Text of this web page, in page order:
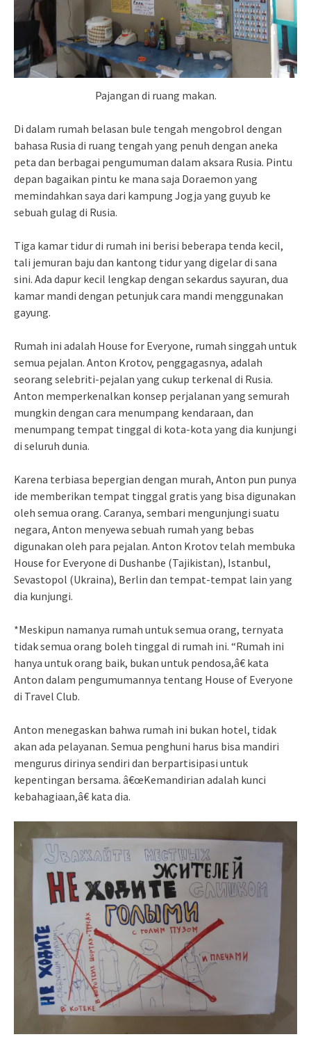
Pajangan di ruang makan.
Di dalam rumah belasan bule tengah mengobrol dengan
bahasa Rusia di ruang tengah yang penuh dengan aneka
peta dan berbagai pengumuman dalam aksara Rusia. Pintu
depan bagaikan pintu ke mana saja Doraemon yang
memindahkan saya dari kampung Jogja yang guyub ke
sebuah gulag di Rusia.
Tiga kamar tidur di rumah ini berisi beberapa tenda kecil,
tali jemuran baju dan kantong tidur yang digelar di sana
sini. Ada dapur kecil lengkap dengan sekardus sayuran, dua
kamar mandi dengan petunjuk cara mandi menggunakan
gayung.
Rumah ini adalah House for Everyone, rumah singgah untuk
semua pejalan. Anton Krotov, penggagasnya, adalah
seorang selebriti-pejalan yang cukup terkenal di Rusia.
Anton memperkenalkan konsep perjalanan yang semurah
mungkin dengan cara menumpang kendaraan, dan
menumpang tempat tinggal di kota-kota yang dia kunjungi
di seluruh dunia.
Karena terbiasa bepergian dengan murah, Anton pun punya
ide memberikan tempat tinggal gratis yang bisa digunakan
oleh semua orang. Caranya, sembari mengunjungi suatu
negara, Anton menyewa sebuah rumah yang bebas
digunakan oleh para pejalan. Anton Krotov telah membuka
House for Everyone di Dushanbe (Tajikistan), Istanbul,
Sevastopol (Ukraina), Berlin dan tempat-tempat lain yang
dia kunjungi.
*Meskipun namanya rumah untuk semua orang, ternyata
tidak semua orang boleh tinggal di rumah ini. “Rumah ini
hanya untuk orang baik, bukan untuk pendosa,â€ kata
Anton dalam pengumumannya tentang House of Everyone
di Travel Club.
Anton menegaskan bahwa rumah ini bukan hotel, tidak
akan ada pelayanan. Semua penghuni harus bisa mandiri
mengurus dirinya sendiri dan berpartisipasi untuk
kepentingan bersama. â€œKemandirian adalah kunci
kebahagiaan,â€ kata dia.